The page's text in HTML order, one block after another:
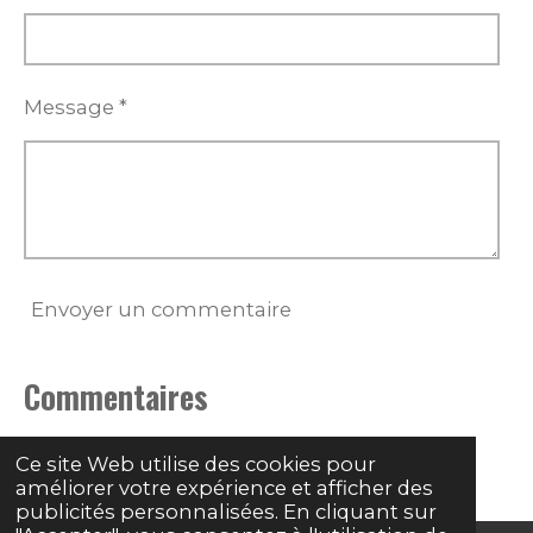
Ce site Web utilise des cookies pour
améliorer votre expérience et afficher des
publicités personnalisées. En cliquant sur
Message *
Envoyer un commentaire
Commentaires
Il n'y a pas encore de commentaire.